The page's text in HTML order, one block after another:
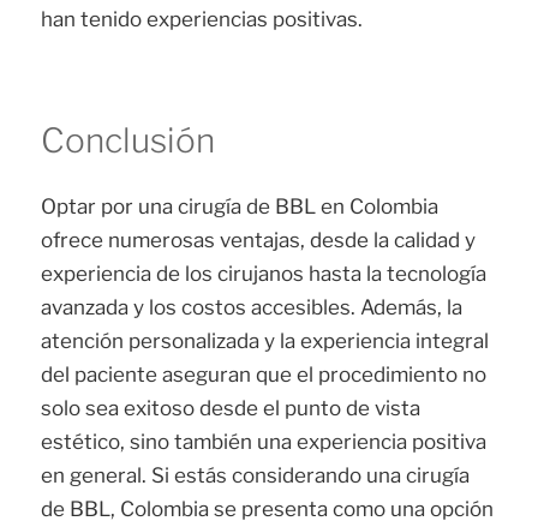
han tenido experiencias positivas.
Conclusión
Optar por una cirugía de BBL en Colombia
ofrece numerosas ventajas, desde la calidad y
experiencia de los cirujanos hasta la tecnología
avanzada y los costos accesibles. Además, la
atención personalizada y la experiencia integral
del paciente aseguran que el procedimiento no
solo sea exitoso desde el punto de vista
estético, sino también una experiencia positiva
en general. Si estás considerando una cirugía
de BBL, Colombia se presenta como una opción